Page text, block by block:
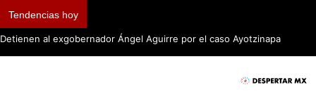
Tendencias hoy
Detienen al exgobernador Ángel Aguirre por el caso Ayotzinapa